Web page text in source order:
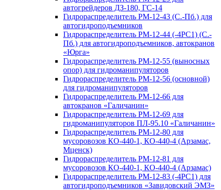
автогрейдеров ДЗ-180, ГС-14
Гидрораспределитель РМ-12-43 (С.-Пб.) для
автогидроподъемников
Гидрораспределитель РМ-12-44 (-4РС1) (С.-
Пб.) для автогидроподъемников, автокранов
«Юрга»
Гидрораспределитель РМ-12-55 (выносных
опор) для гидроманипуляторов
Гидрораспределитель РМ-12-56 (основной)
для гидроманипуляторов
Гидрораспределитель РМ-12-66 для
автокранов «Галичанин»
Гидрораспределитель РМ-12-69 для
гидроманипуляторов ПЛ-95.10 «Галичанин»
Гидрораспределитель РМ-12-80 для
мусоровозов КО-440-1, КО-440-4 (Арзамас,
Мценск)
Гидрораспределитель РМ-12-81 для
мусоровозов КО-440-1, КО-440-4 (Арзамас)
Гидрораспределитель РМ-12-83 (-4РС1) для
автогидроподъемников «Завидовский ЭМЗ»